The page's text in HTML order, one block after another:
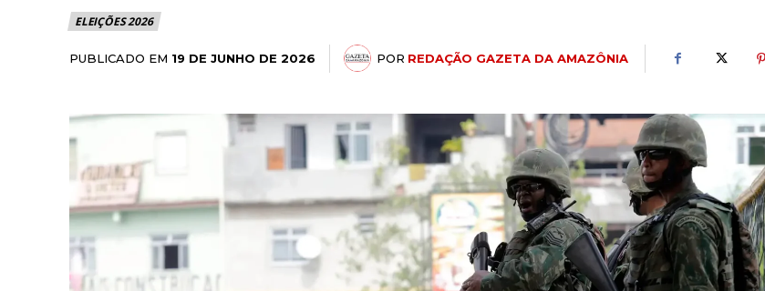
ELEIÇÕES 2026
PUBLICADO EM 19 DE JUNHO DE 2026 POR REDAÇÃO GAZETA DA AMAZÔNIA